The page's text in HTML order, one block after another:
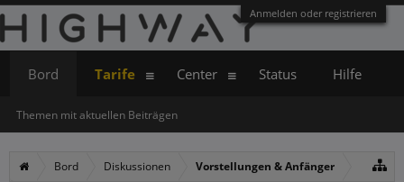
Anmelden oder registrieren
Bord Diskussionen Vorstellungen & Anfänger
Bord
Themen mit aktuellen Beiträgen
Tarife Center Status Hilfe